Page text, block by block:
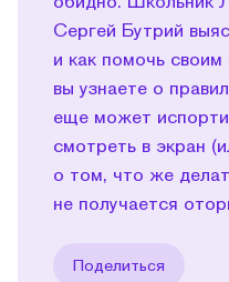
Сергей Бутрий
и как помочь своим
вы узнаете о
еще может
смотреть в экран
о том, что же
не получается
Поделиться